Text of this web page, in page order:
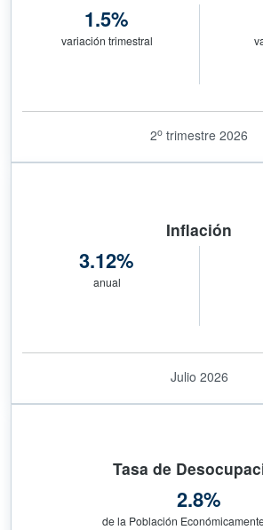
1.5%
variación trimestral
2o trimestre 2026
Inflación
3.12%
anual
Julio 2026
Tasa de
2.8%
de la Población